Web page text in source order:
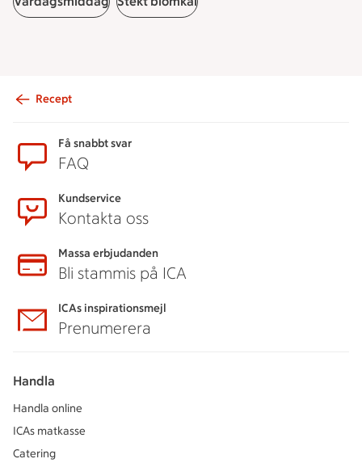
Recept
Få snabbt svar
FAQ
Kundservice
Kontakta oss
Massa erbjudanden
Bli stammis på ICA
ICAs inspirationsmejl
Prenumerera
Handla
Handla online
ICAs matkasse
Catering